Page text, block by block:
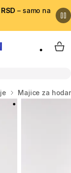
– samo na
My
Majice za